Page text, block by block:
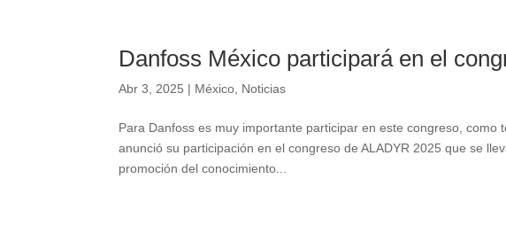
Danfoss México participará en el
Abr 3, 2025 | México Noticias
Para Danfoss es muy importante participar en este congreso, como
anunció su participación en el congreso de ALADYR 2025 que se
promoción del conocimiento...